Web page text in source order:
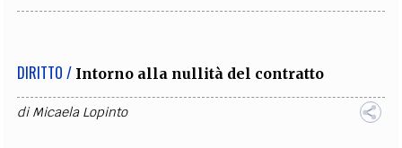
DIRITTO / Intorno alla nullità del contratto
diMicaela Lopinto